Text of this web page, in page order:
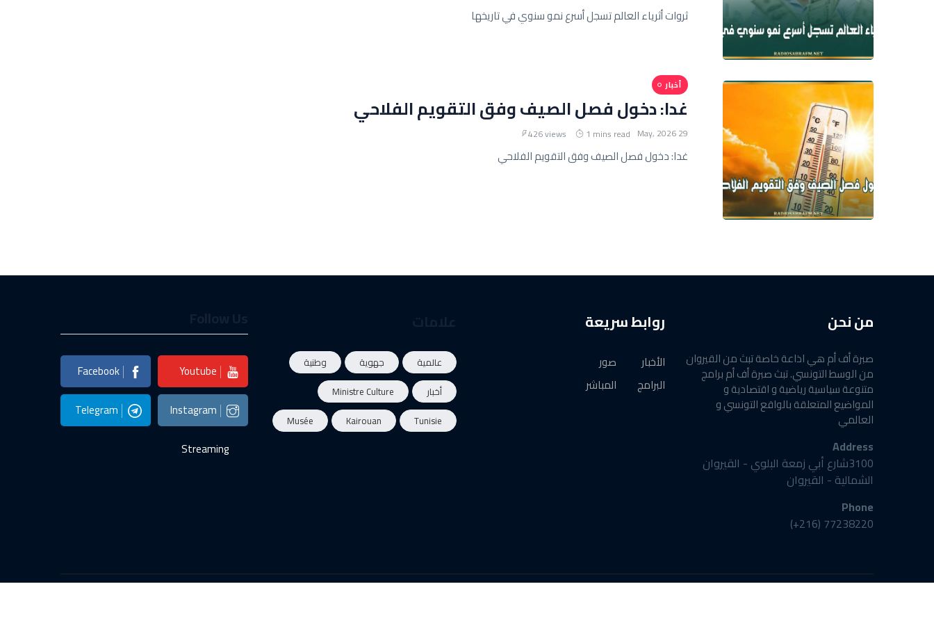
ثروات أثرياء العالم تسجل أسرع نمو سنوي في تاريخها
أخبار
غدا: دخول فصل الصيف وفق التقويم الفلاحي
29 May, 2026
1 mins read
426 views
غدا: دخول فصل الصيف وفق التقويم الفلاحي
من نحن
صبرة أف أم هي اذاعة خاصة تبث من القيروان
من الوسط التونسي. تبث صبرة أف أم برامج
متنوعة سياسية رياضية و اقتصادية و
المواضيع المتعلقة بالواقع التونسي و
العالمي
Address
3100شارع أبي زمعة البلوي - القيروان
الشمالية - القيروان
Phone
77238220 (216+)
روابط سريعة
الأخبار
البرامج
صور
المباشر
عالمية جهوية
وطنية
أخبار
Ministre Culture
Tunisie
Kairouan
Musée
Youtube
Facebook
Instagram
Telegram
Streaming